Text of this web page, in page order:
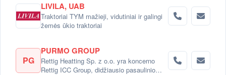
LIVILA, UAB
Traktoriai TYM mažieji, vidutiniai ir galingi
žemės ūkio traktoriai
PG
PURMO GROUP
Rettig Heatting Sp. z o.o. yra koncerno
Rettig ICC Group, didžiausio pasaulinio